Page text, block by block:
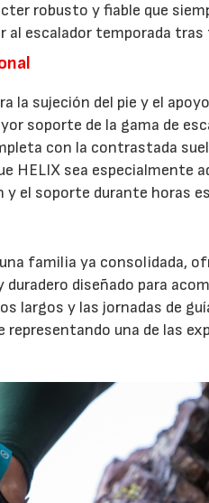
robusto y fiable que
al escalador temporada tras
la sujeción del pie y el
soporte de la gama de
con la contrastada
HELIX sea especialmente
el soporte durante horas
una familia ya consolidada,
diseñado para
largos y las jornadas de
una de las